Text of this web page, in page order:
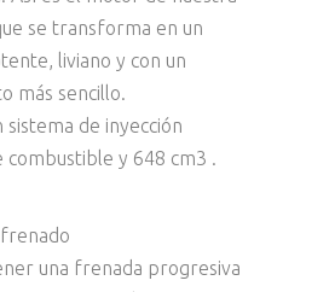
se transforma en un
liviano y con un
más sencillo.
sistema de inyección
combustible y 648 cm3 .
una frenada progresiva